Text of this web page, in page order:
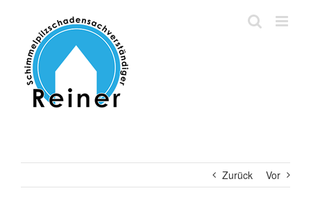
springen
Zurück Vor